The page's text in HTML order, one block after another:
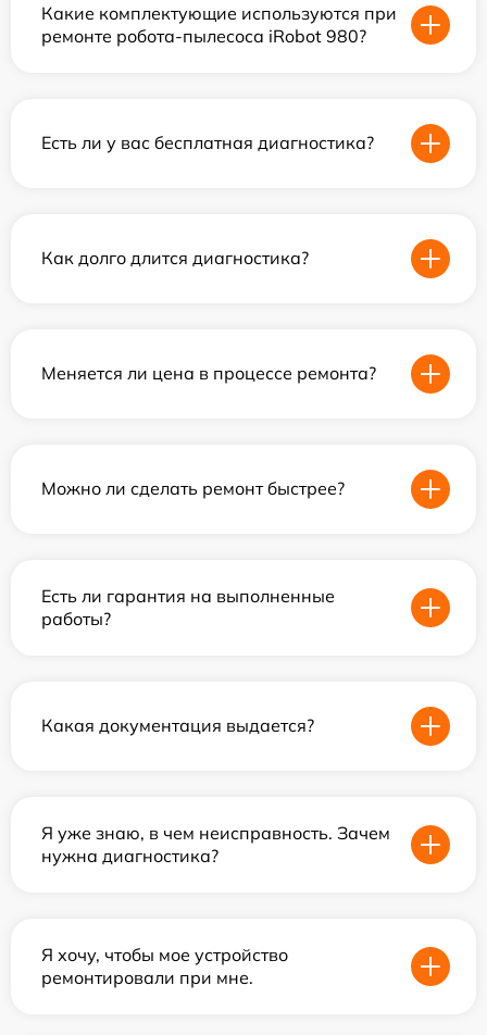
Какие комплектующие используются при
ремонте робота-пылесоса iRobot 980?
Есть ли у вас бесплатная диагностика?
Как долго длится диагностика?
Меняется ли цена в процессе ремонта?
Можно ли сделать ремонт быстрее?
Есть ли гарантия на выполненные
работы?
Какая документация выдается?
Я уже знаю, в чем неисправность. Зачем
нужна диагностика?
Я хочу, чтобы мое устройство
ремонтировали при мне.